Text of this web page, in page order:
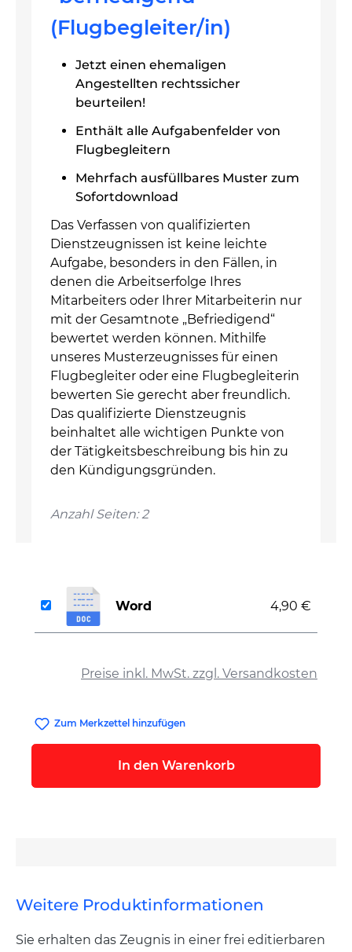
(Flugbegleiter/in)
Jetzt einen ehemaligen
Angestellten rechtssicher
beurteilen!
Enthält alle Aufgabenfelder von
Flugbegleitern
Mehrfach ausfüllbares Muster zum
Sofortdownload
Das Verfassen von qualifizierten
Dienstzeugnissen ist keine leichte
Aufgabe, besonders in den Fällen, in
denen die Arbeitserfolge Ihres
Mitarbeiters oder Ihrer Mitarbeiterin nur
mit der Gesamtnote „Befriedigend“
bewertet werden können. Mithilfe
unseres Musterzeugnisses für einen
Flugbegleiter oder eine Flugbegleiterin
bewerten Sie gerecht aber freundlich.
Das qualifizierte Dienstzeugnis
beinhaltet alle wichtigen Punkte von
der Tätigkeitsbeschreibung bis hin zu
den Kündigungsgründen.
Anzahl Seiten: 2
Preise inkl. MwSt. zzgl. Versandkosten
Word 4,90 €
Zum Merkzettel hinzufügen
In den Warenkorb
Weitere Produktinformationen
Sie erhalten das Zeugnis in einer frei editierbaren